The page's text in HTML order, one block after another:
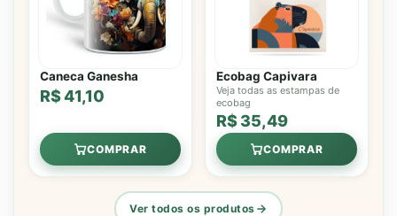
Caneca Ganesha
R$ 41,10
COMPRAR
Ecobag Capivara
Veja todas as estampas de
ecobag
R$ 35,49
COMPRAR
Ver todos os produtos